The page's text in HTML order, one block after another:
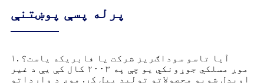
پرله پسې پوښتنې
۱. آیا تاسو سوداګریز شرکت یا فابریکه یاست؟
موږ مسلکي جوړونکي یو چې په ۲۰۰۳ کال کې یې د غیر
اوبدل شویو محصولاتو تولید پیل کړ. موږ د وارداتو